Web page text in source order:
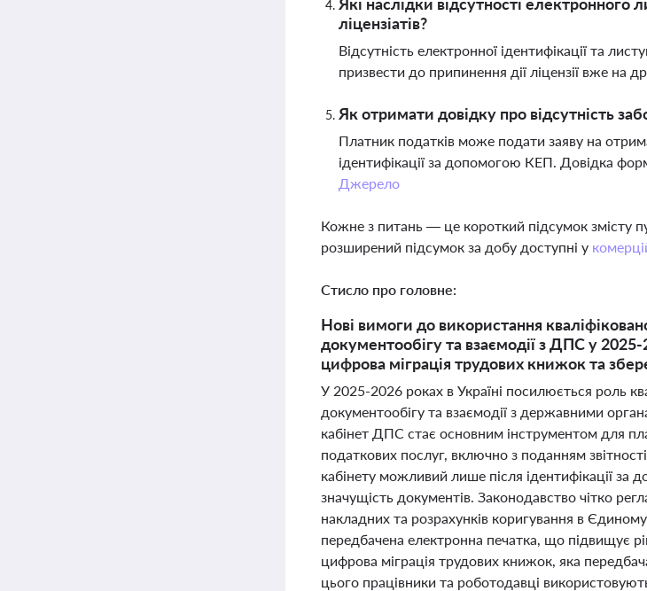
ліцензіатів?
Відсутність електронної ідентифікації та
призвести до припинення дії ліцензії вже на
Як отримати довідку про відсутність
Платник податків може подати заяву на
ідентифікації за допомогою КЕП. Довідка
Джерело
Кожне з питань — це короткий підсумок змісту
розширений підсумок за добу доступні у
Стисло про головне:
Нові вимоги до використання
документообігу та взаємодії з ДПС у
цифрова міграція трудових книжок та
У 2025-2026 роках в Україні посилюється роль
документообігу та взаємодії з державними
кабінет ДПС стає основним інструментом для
податкових послуг, включно з поданням
кабінету можливий лише після ідентифікації
значущість документів. Законодавство чітко
накладних та розрахунків коригування в
передбачена електронна печатка, що підвищує
цифрова міграція трудових книжок, яка
цього працівники та роботодавці